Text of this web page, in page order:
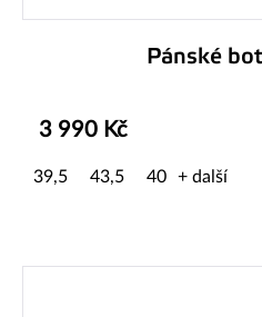
Pánské
3 990 Kč
39,5 43,5 40 + další